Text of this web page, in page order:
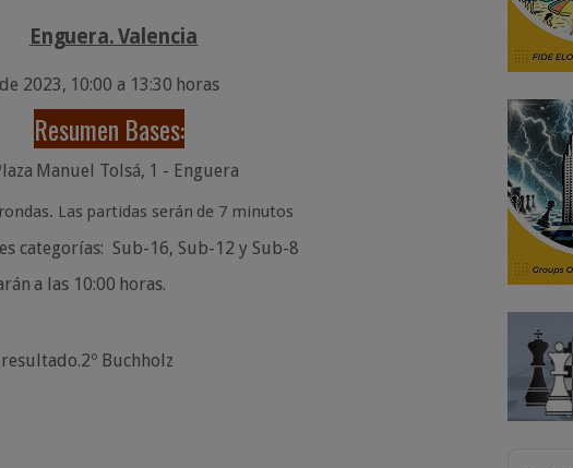
Enguera. Valencia
de 2023, 10:00 a 13:30 horas
Resumen Bases:
Manuel Tolsá, 1 - Enguera
rondas. Las partidas serán de 7 minutos
categorías: Sub-16, Sub-12 y Sub-8
a las 10:00 horas.
resultado.2º Buchholz